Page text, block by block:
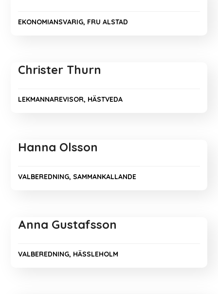
EKONOMIANSVARIG, FRU ALSTAD
Christer Thurn
LEKMANNAREVISOR, HÄSTVEDA
Hanna Olsson
VALBEREDNING, SAMMANKALLANDE
Anna Gustafsson
VALBEREDNING, HÄSSLEHOLM